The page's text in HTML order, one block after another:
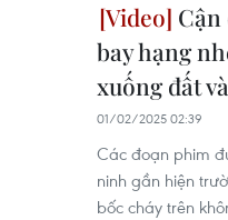
Cận
bay hạng
xuống đất
01/02/2025 02:39
Các đoạn phim
ninh gần hiện
bốc cháy trên